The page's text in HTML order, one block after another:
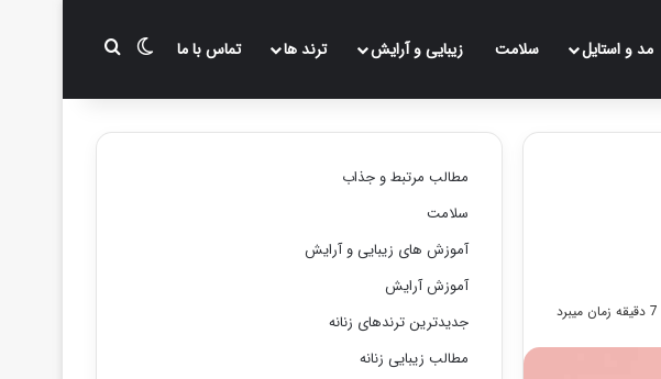
مد و استایل سلامت زیبایی و آرایش ترند ها تماس با ما تغییر پوسته
جستجو برای
مطالب مرتبط و جذاب
سلامت
آموزش های زیبایی و آرایش
آموزش آرایش
جدیدترین ترندهای زنانه
مطالب زیبایی زنانه